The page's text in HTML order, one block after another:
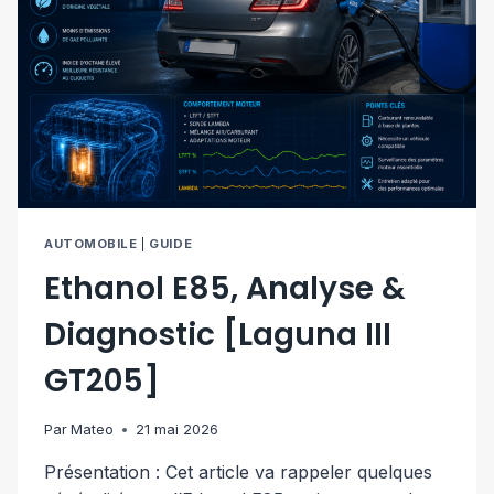
AUTOMOBILE GUIDE
Ethanol E85, Analyse &
Diagnostic [Laguna III
GT205]
Par Mateo 21 mai 2026
Présentation : Cet article va rappeler quelques